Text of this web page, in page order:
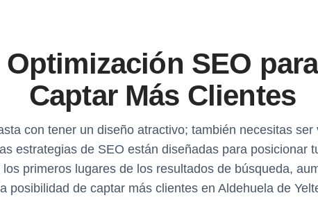
Optimización SEO para
Captar Más Clientes
con tener un diseño atractivo; también necesitas ser
estrategias de SEO están diseñadas para posicionar
los primeros lugares de los resultados de búsqueda,
posibilidad de captar más clientes en Aldehuela de